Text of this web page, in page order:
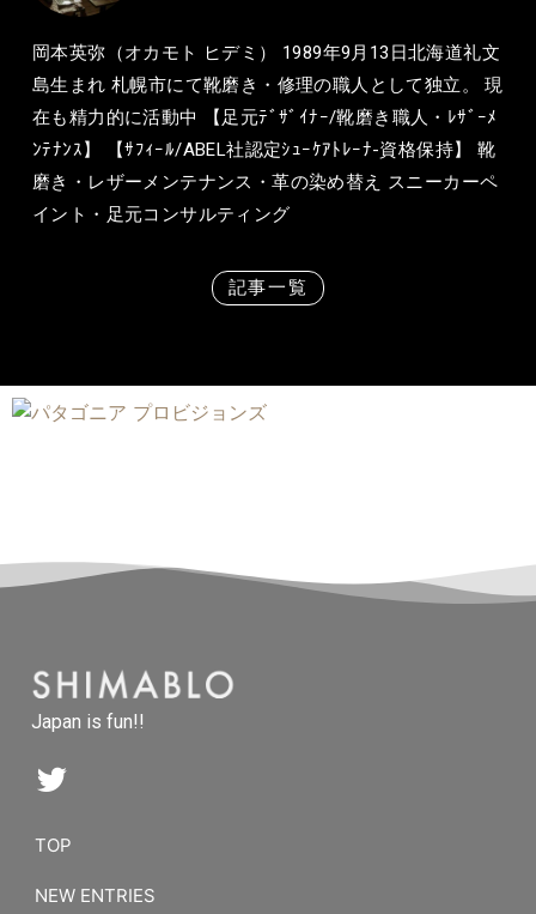
岡本英弥（オカモト ヒデミ） 1989年9月13日北海道礼文
島生まれ 札幌市にて靴磨き・修理の職人として独立。 現
在も精力的に活動中 【足元ﾃﾞｻﾞｲﾅｰ/靴磨き職人・ﾚｻﾞｰﾒ
ﾝﾃﾅﾝｽ】 【ｻﾌｨｰﾙ/ABEL社認定ｼｭｰｹｱﾄﾚｰﾅ-資格保持】 靴
磨き・レザーメンテナンス・革の染め替え スニーカーペ
イント・足元コンサルティング
記事一覧
Japan is fun!!
TOP
NEW ENTRIES